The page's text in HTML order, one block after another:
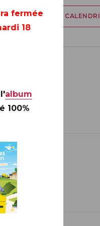
AJOUTER À MON
fermée
18
album
100%